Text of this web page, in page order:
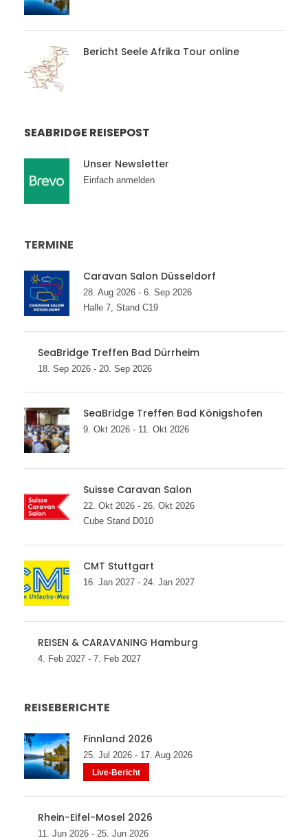
Bericht Seele Afrika Tour online
SEABRIDGE REISEPOST
Unser Newsletter
Einfach anmelden
TERMINE
Caravan Salon Düsseldorf
28. Aug 2026 - 6. Sep 2026
Halle 7, Stand C19
SeaBridge Treffen Bad Dürrheim
18. Sep 2026 - 20. Sep 2026
SeaBridge Treffen Bad Königshofen
9. Okt 2026 - 11. Okt 2026
Suisse Caravan Salon
22. Okt 2026 - 26. Okt 2026
Cube Stand D010
CMT Stuttgart
16. Jan 2027 - 24. Jan 2027
REISEN & CARAVANING Hamburg
4. Feb 2027 - 7. Feb 2027
REISEBERICHTE
Finnland 2026
25. Jul 2026 - 17. Aug 2026
Live-Bericht
Rhein-Eifel-Mosel 2026
11. Jun 2026 - 25. Jun 2026